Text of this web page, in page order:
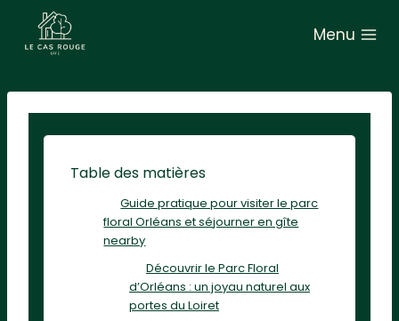
e
Menu
Table des matières
Guide pratique pour visiter le parc
floral Orléans et séjourner en gîte
nearby
Découvrir le Parc Floral
d’Orléans : un joyau naturel aux
portes du Loiret